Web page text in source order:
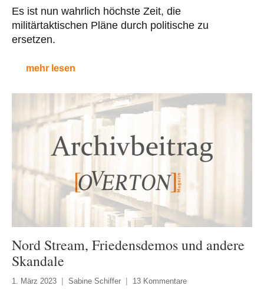
Es ist nun wahrlich höchste Zeit, die
militärtaktischen Pläne durch politische zu
ersetzen.
mehr lesen
Nord Stream, Friedensdemos und andere
Skandale
1. März 2023 Sabine Schiffer 13 Kommentare